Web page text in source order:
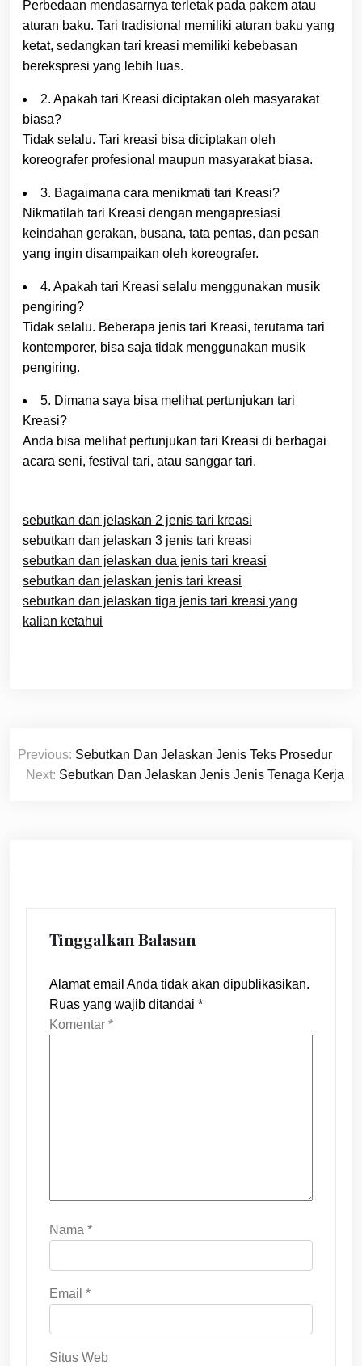
Perbedaan mendasarnya terletak pada pakem atau
aturan baku. Tari tradisional memiliki aturan baku yang
ketat, sedangkan tari kreasi memiliki kebebasan
berekspresi yang lebih luas.
2. Apakah tari Kreasi diciptakan oleh masyarakat
biasa?
Tidak selalu. Tari kreasi bisa diciptakan oleh
koreografer profesional maupun masyarakat biasa.
3. Bagaimana cara menikmati tari Kreasi?
Nikmatilah tari Kreasi dengan mengapresiasi
keindahan gerakan, busana, tata pentas, dan pesan
yang ingin disampaikan oleh koreografer.
4. Apakah tari Kreasi selalu menggunakan musik
pengiring?
Tidak selalu. Beberapa jenis tari Kreasi, terutama tari
kontemporer, bisa saja tidak menggunakan musik
pengiring.
5. Dimana saya bisa melihat pertunjukan tari
Kreasi?
Anda bisa melihat pertunjukan tari Kreasi di berbagai
acara seni, festival tari, atau sanggar tari.
sebutkan dan jelaskan 2 jenis tari kreasi
sebutkan dan jelaskan 3 jenis tari kreasi
sebutkan dan jelaskan dua jenis tari kreasi
sebutkan dan jelaskan jenis tari kreasi
sebutkan dan jelaskan tiga jenis tari kreasi yang
kalian ketahui
Navigasi
pos
Previous: Sebutkan Dan Jelaskan Jenis Teks Prosedur
Next: Sebutkan Dan Jelaskan Jenis Jenis Tenaga Kerja
Tinggalkan Balasan
Alamat email Anda tidak akan dipublikasikan.
Ruas yang wajib ditandai *
Komentar *
Nama *
Email *
Situs Web